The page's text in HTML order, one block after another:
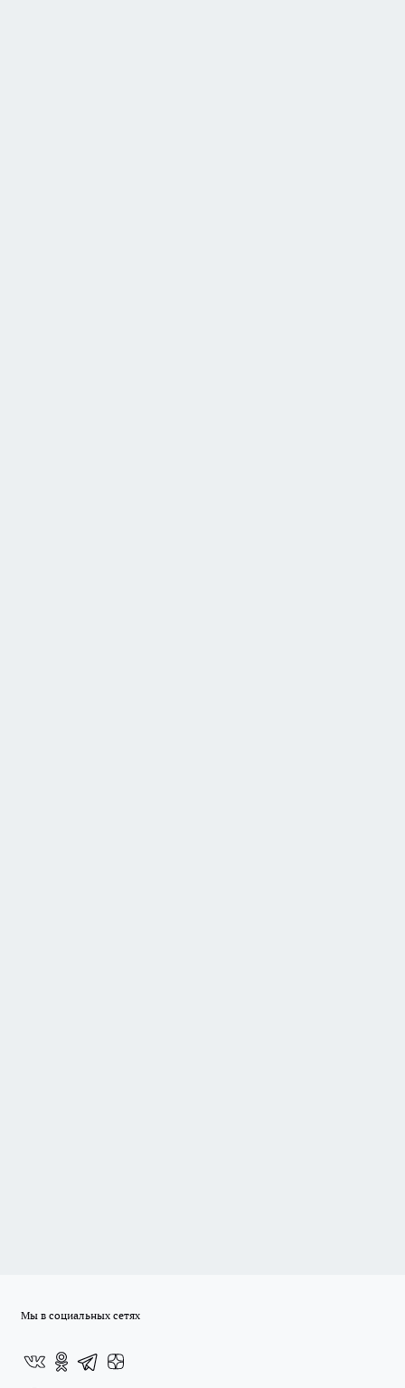
Мы в социальных сетях